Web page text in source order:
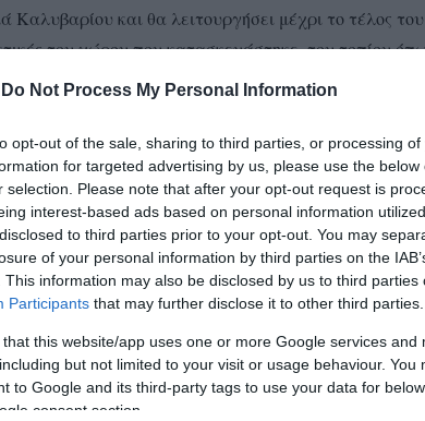
Do Not Process My Personal Information
opt-out of the sale, sharing to third parties, or processing
for targeted advertising by us, please use the
selection. Please note that after your opt-out request is
interest-based ads based on personal information
to third parties prior to your opt-out. You may
of your personal information by third parties on the
This information may also be disclosed by us to third parties
Participants that may further disclose it to other third parties.
that this website/app uses one or more Google services and
but not limited to your visit or usage behaviour. You
to Google and its third-party tags to use your data for
consent section.
και θα λειτουργήσει μέχρι το τέλος του
του χώρου που κατασκευάστηκε, του τοπίου
Στην παραπάνω φωτογραφία η πρώτη από τις
Ντόρο, την Εύβοια και την εντυπωσιακή δύση.